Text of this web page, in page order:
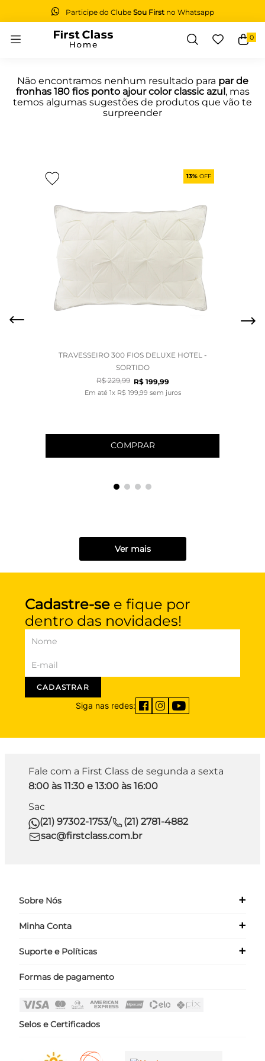
Participe do ClubeSou First no Whatsapp
0
Não encontramos nenhum resultado para par de
fronhas 180 fios ponto ajour color classic azul, mas
temos algumas sugestões de produtos que vão te
surpreender
13% OFF
TRAVESSEIRO 300 FIOS DELUXE HOTEL -
SORTIDO
R$ 229,99 R$ 199,99
Em até 1x R$ 199 99 sem juros
COMPRAR
Ver mais
Cadastre-se e fique por
dentro das novidades!
CADASTRAR
Siga nas redes:
Fale com a First Class de segunda a sexta
8:00 às 11:30 e 13:00 às 16:00
Sac
(21) 97302-1753/
(21) 2781-4882
sac@firstclass.com.br
Sobre Nós +
Quem Somos
Minha Conta +
Meus Dados
Suporte e Políticas +
Políticas
Fale Conosco
Formas de pagamento
Selos e Certificados